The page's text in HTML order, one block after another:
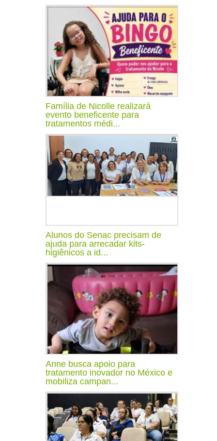
Família de Nicolle realizará
evento beneficente para
tratamentos médi...
Alunos do Senac precisam de
ajuda para arrecadar kits-
higiênicos a id...
Anne busca apoio para
tratamento inovador no México e
mobiliza campan...